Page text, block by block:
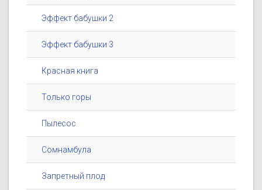
Эффект бабушки 2
Эффект бабушки 3
Красная книга
Только горы
Пылесос
Сомнамбула
Запретный плод